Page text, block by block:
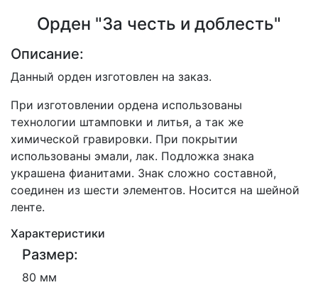
Орден "За честь и доблесть"
Описание:
Данный орден изготовлен на заказ.
При изготовлении ордена использованы
технологии штамповки и литья, а так же
химической гравировки. При покрытии
использованы эмали, лак. Подложка знака
украшена фианитами. Знак сложно составной,
соединен из шести элементов. Носится на шейной
ленте.
Характеристики
Размер:
80 мм